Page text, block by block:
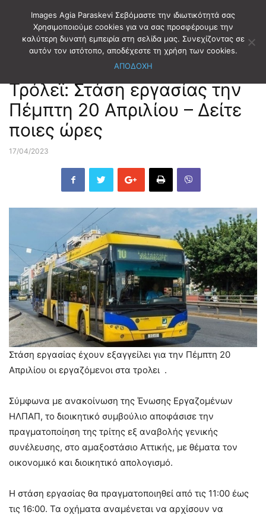
Αρχική ΕΙΔΗΣΕΙΣ
Τρόλεϊ: Στάση εργασίας την
Πέμπτη 20 Απριλίου – Δείτε
ποιες ώρες
17/04/2023
Στάση εργασίας έχουν εξαγγείλει για την Πέμπτη 20
Απριλίου οι εργαζόμενοι στα τρολει .
Σύμφωνα με ανακοίνωση της Ένωσης Εργαζομένων
ΗΛΠΑΠ, το διοικητικό συμβούλιο αποφάσισε την
πραγματοποίηση της τρίτης εξ αναβολής γενικής
συνέλευσης, στο αμαξοστάσιο Αττικής, με θέματα τον
οικονομικό και διοικητικό απολογισμό.
Η στάση εργασίας θα πραγματοποιηθεί από τις 11:00 έως
τις 16:00. Τα οχήματα αναμένεται να αρχίσουν να
Images Agia Paraskevi Σεβόμαστε την ιδιωτικότητά σας
Χρησιμοποιούμε cookies για να σας προσφέρουμε την
καλύτερη δυνατή εμπειρία στη σελίδα μας. Συνεχίζοντας σε
αυτόν τον ιστότοπο, αποδέχεστε τη χρήση των cookies.
ΑΠΟΔΟΧΗ